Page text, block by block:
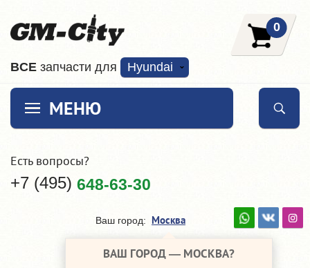
ВCE запчасти для Hyundai
0
МЕНЮ
Есть вопросы?
+7 (495) 648-63-30
Ваш город: Москва
ВАШ ГОРОД — МОСКВА?